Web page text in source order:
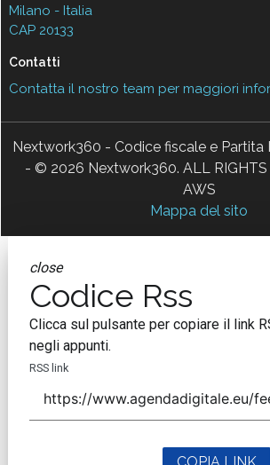
Milano - Italia
CAP 20133
Contatti
Contatta il nostro team per maggiori
Nextwork360 - Codice fiscale e Partita
- © 2026 Nextwork360. ALL RIGHTS
AWS
Mappa del sito
close
Codice Rss
Clicca sul pulsante per copiare il link
negli appunti.
RSS link
COPIA LINK